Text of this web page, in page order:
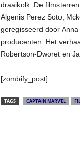
draaikolk. De
Algenis Perez Soto,
geregisseerd door
producenten. Het
Robertson-Dworet en
[zombify_post]
TAGS CAPTAIN MARVEL